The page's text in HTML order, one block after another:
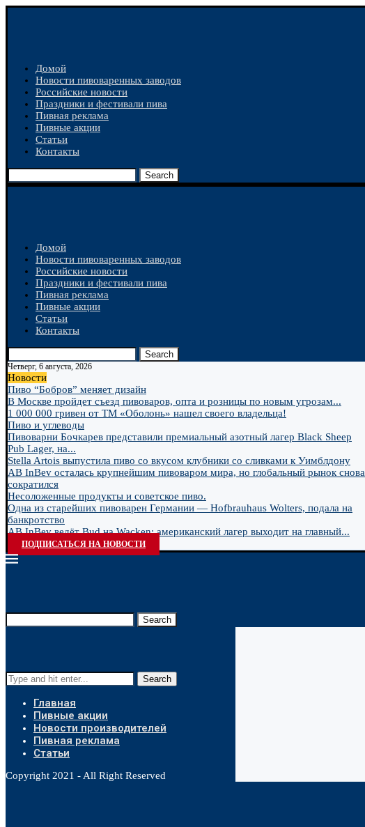
Домой
Новости пивоваренных заводов
Российские новости
Праздники и фестивали пива
Пивная реклама
Пивные акции
Статьи
Контакты
Search
Домой
Новости пивоваренных заводов
Российские новости
Праздники и фестивали пива
Пивная реклама
Пивные акции
Статьи
Контакты
Search
Четверг, 6 августа, 2026
Новости
Пиво “Бобров” меняет дизайн
В Москве пройдет съезд пивоваров, опта и розницы по новым угрозам...
1 000 000 гривен от ТМ «Оболонь» нашел своего владельца!
Пиво и углеводы
Пивоварни Бочкарев представили премиальный азотный лагер Black Sheep
Pub Lager, на...
Stella Artois выпустила пиво со вкусом клубники со сливками к Уимблдону
AB InBev осталась крупнейшим пивоваром мира, но глобальный рынок снова
сократился
Несоложенные продукты и советское пиво.
Одна из старейших пивоварен Германии — Hofbrauhaus Wolters, подала на
банкротство
AB InBev ведёт Bud на Wacken: американский лагер выходит на главный...
ПОДПИСАТЬСЯ НА НОВОСТИ
Search
Search
Главная
Пивные акции
Новости производителей
Пивная реклама
Статьи
Copyright 2021 - All Right Reserved